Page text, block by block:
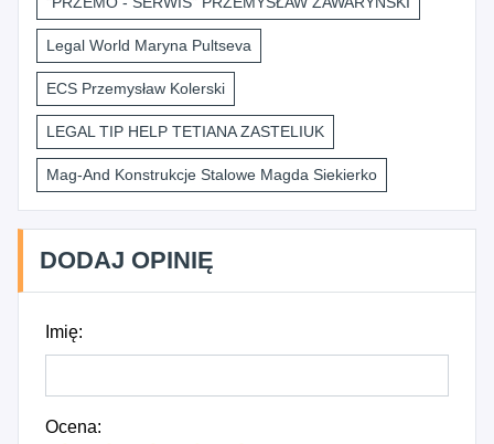
Legal World Maryna Pultseva
ECS Przemysław Kolerski
LEGAL TIP HELP TETIANA ZASTELIUK
Mag-And Konstrukcje Stalowe Magda Siekierko
DODAJ OPINIĘ
Imię:
Ocena: